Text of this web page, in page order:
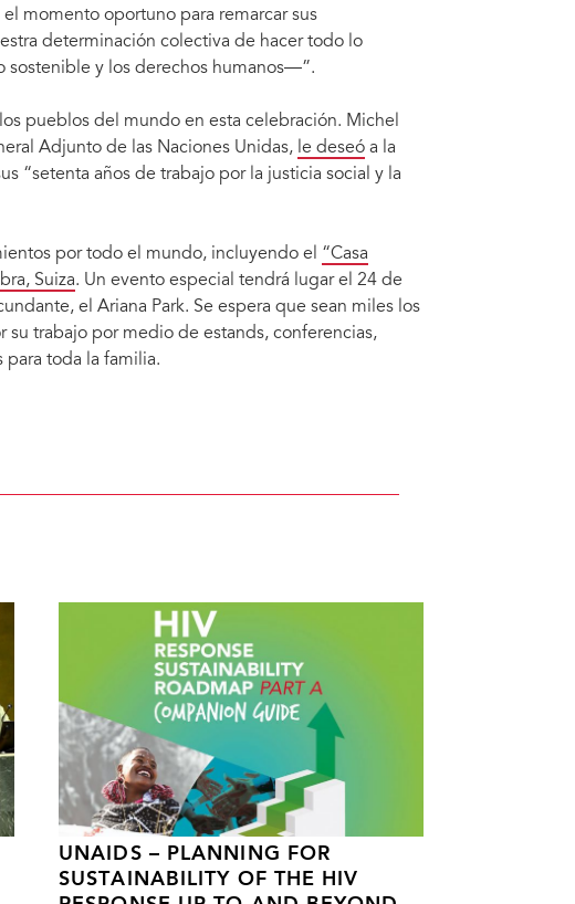
norte del edificio de la Secretaría y fachada oeste del edificio de
de las Naciones Unidas.
momento oportuno para remarcar sus
determinación colectiva de hacer todo lo
sostenible y los derechos humanos―”.
pueblos del mundo en esta celebración. Michel
Adjunto de las Naciones Unidas, le deseóa la
“setenta años de trabajo por la justicia social y la
por todo el mundo, incluyendo el “Casa
Suiza. Un evento especial tendrá lugar el 24 de
el Ariana Park. Se espera que sean miles los
su trabajo por medio de estands, conferencias,
toda la familia.
UNAIDS – PLANNING FOR
SUSTAINABILITY OF THE HIV